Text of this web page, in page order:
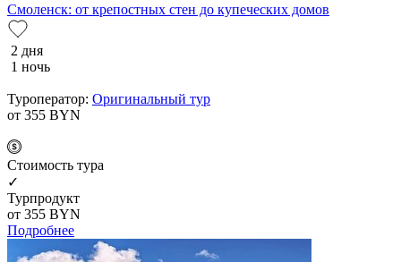
Смоленск: от крепостных стен до купеческих домов
2 дня
1 ночь
Туроператор: Оригинальный тур
от 355 BYN
Cтоимость тура
✓
Турпродукт
от 355 BYN
Подробнее